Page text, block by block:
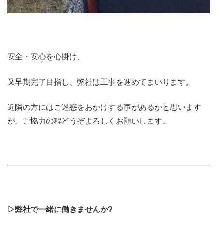
安全・安心を心掛け、
又早期完了目指し、弊社は工事を進めてまいります。
近隣の方にはご迷惑をおかけする事があるかと思います
が、ご協力の程どうぞよろしくお願いします。
▷弊社で一緒に働きませんか?